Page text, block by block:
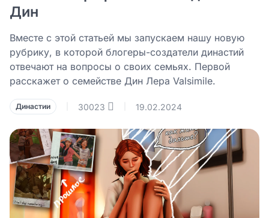
Дин
Вместе с этой статьей мы запускаем нашу новую
рубрику, в которой блогеры-создатели династий
отвечают на вопросы о своих семьях. Первой
расскажет о семействе Дин Лера Valsimile.
Династии 30023 19.02.2024